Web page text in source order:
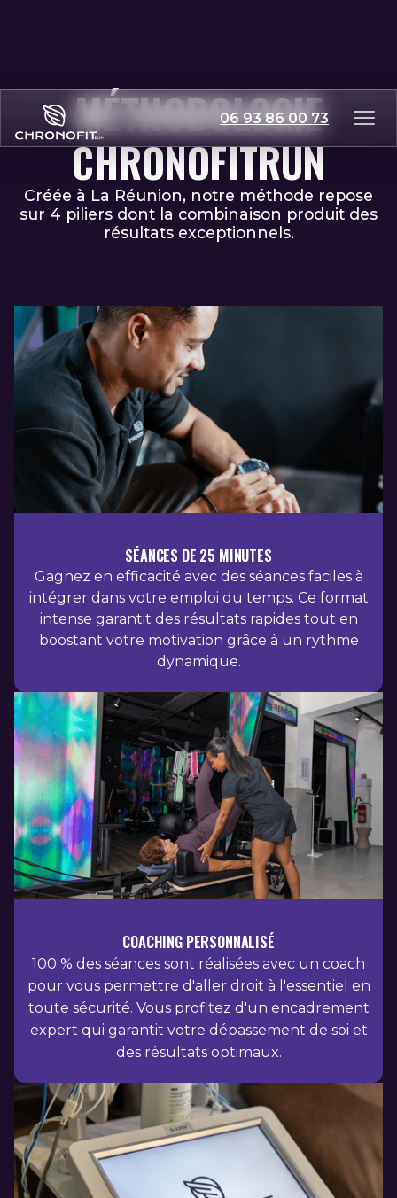
06 93 86 00 73
MÉTHODOLOGIE
CHRONOFITRUN
Créée à La Réunion, notre méthode repose
sur 4 piliers dont la combinaison produit des
résultats exceptionnels.
SÉANCES DE 25 MINUTES
Gagnez en efficacité avec des séances faciles à
intégrer dans votre emploi du temps. Ce format
intense garantit des résultats rapides tout en
boostant votre motivation grâce à un rythme
dynamique.
COACHING PERSONNALISÉ
100 % des séances sont réalisées avec un coach
pour vous permettre d'aller droit à l'essentiel en
toute sécurité. Vous profitez d'un encadrement
expert qui garantit votre dépassement de soi et
des résultats optimaux.